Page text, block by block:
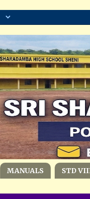
MANUALS STD